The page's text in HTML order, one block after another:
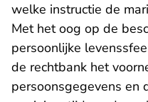
welke instructie de
Met het oog op de
persoonlijke
de rechtbank het
persoonsgegevens en